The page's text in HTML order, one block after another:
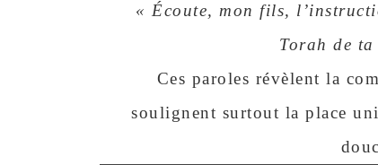
« Écoute, mon fils,
Torah de ta
Ces paroles révèlent la
soulignent surtout la place